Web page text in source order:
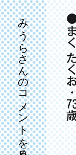
みうらさんのコメントを見る